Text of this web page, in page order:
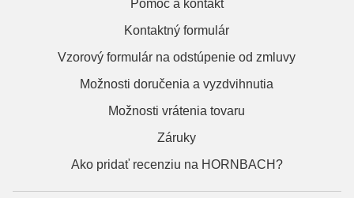
Pomoc a kontakt
Kontaktný formulár
Vzorový formulár na odstúpenie od zmluvy
Možnosti doručenia a vyzdvihnutia
Možnosti vrátenia tovaru
Záruky
Ako pridať recenziu na HORNBACH?